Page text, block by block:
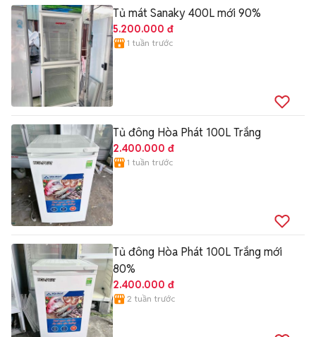
Tủ mát Sanaky 400L mới 90%
5.200.000 đ
1 tuần trước
Tủ đông Hòa Phát 100L Trắng
2.400.000 đ
1 tuần trước
Tủ đông Hòa Phát 100L Trắng mới
80%
2.400.000 đ
2 tuần trước